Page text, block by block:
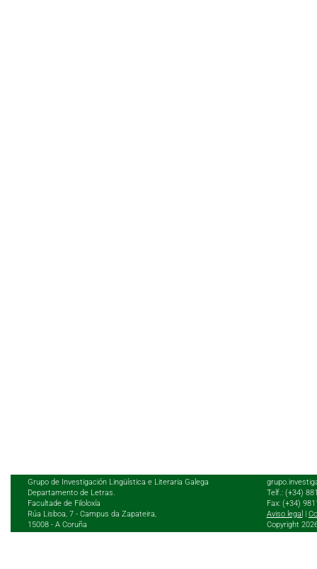
Grupo de Investigación Lingüística e Literaria Galega
Departamento de Letras.
Facultade de Filoloxía
Rúa Lisboa, 7 - Campus da Zapateira,
15008 - A Coruña
Telf.: (+34)
Fax: (+34)
Aviso legal
Copyright